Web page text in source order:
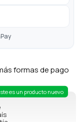
formas de pago
es un producto nuevo